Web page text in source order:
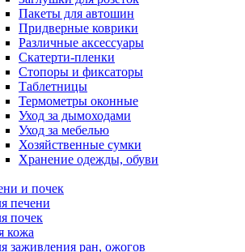
Пакеты для автошин
Придверные коврики
Различные аксессуары
Скатерти-пленки
Стопоры и фиксаторы
Таблетницы
Термометры оконные
Уход за дымоходами
Уход за мебелью
Хозяйственные сумки
Хранение одежды, обуви
и почек
печени
почек
кожа
заживления ран, ожогов